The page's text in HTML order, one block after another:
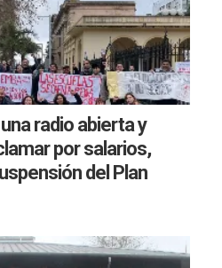
radio abierta y
por salarios,
del Plan